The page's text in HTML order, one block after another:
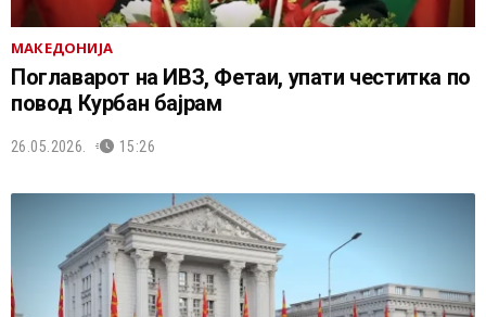
МАКЕДОНИЈА
Поглаварот на ИВЗ, Фетаи, упати честитка по
повод Курбан бајрам
26.05.2026. 15:26